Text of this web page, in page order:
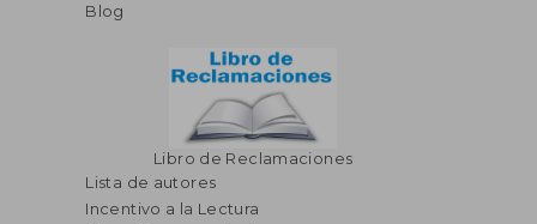
Blog
Libro de Reclamaciones
Lista de autores
Incentivo a la Lectura